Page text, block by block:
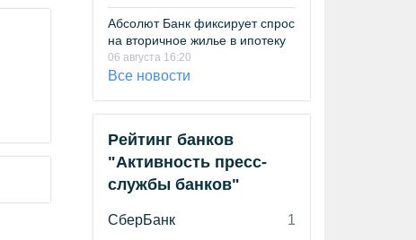
Абсолют Банк фиксирует спрос
на вторичное жилье в ипотеку
06 августа 16:20
Все новости
Рейтинг банков
"Активность пресс-
службы банков"
СберБанк
1